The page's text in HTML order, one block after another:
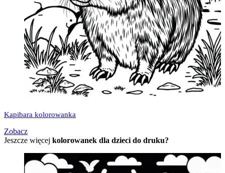
Kapibara kolorowanka
Zobacz
Jeszcze więcej kolorowanek dla dzieci do druku?